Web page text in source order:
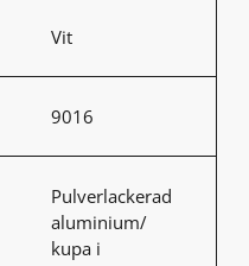
Vit
9016
Pulverlackerad
aluminium/
kupa i